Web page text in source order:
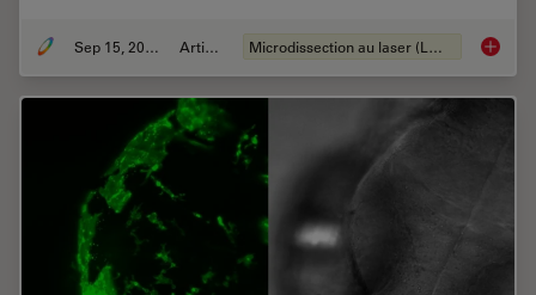
Sep 15, 2025 Article Microdissection au laser (LMD) How a